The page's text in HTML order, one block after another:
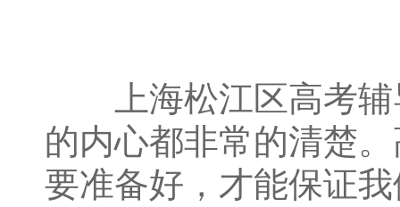
上海松江区高考辅
的内心都非常的清楚
要准备好，才能保证